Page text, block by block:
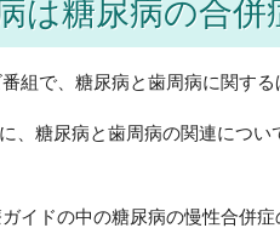
は糖尿病の合併
組で、糖尿病と歯周病に関する
、糖尿病と歯周病の関連につ
イドの中の糖尿病の慢性合併